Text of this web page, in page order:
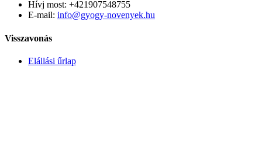
Hívj most: +421907548755
E-mail: info@gyogy-novenyek.hu
Visszavonás
Elállási űrlap